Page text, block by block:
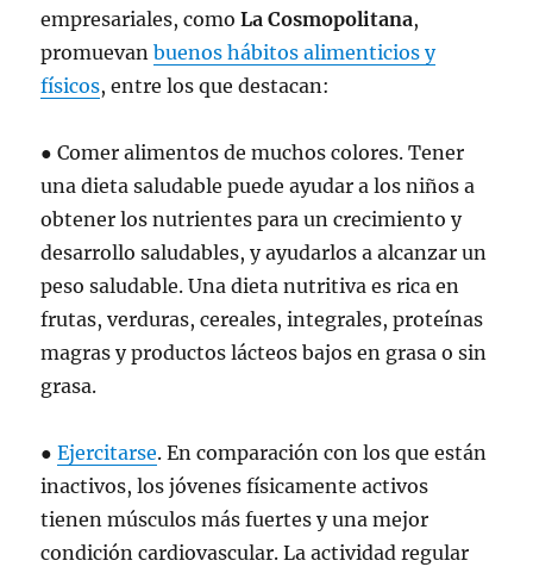
empresariales, comoLa Cosmopolitana,
promuevanbuenos hábitos alimenticios y
físicos, entre los que destacan:
● Comer alimentos de muchos colores. Tener
una dieta saludable puede ayudar a los niños a
obtener los nutrientes para un crecimiento y
desarrollo saludables, y ayudarlos a alcanzar un
peso saludable. Una dieta nutritiva es rica en
frutas, verduras, cereales, integrales, proteínas
magras y productos lácteos bajos en grasa o sin
grasa.
●Ejercitarse. En comparación con los que están
inactivos, los jóvenes físicamente activos
tienen músculos más fuertes y una mejor
condición cardiovascular. La actividad regular